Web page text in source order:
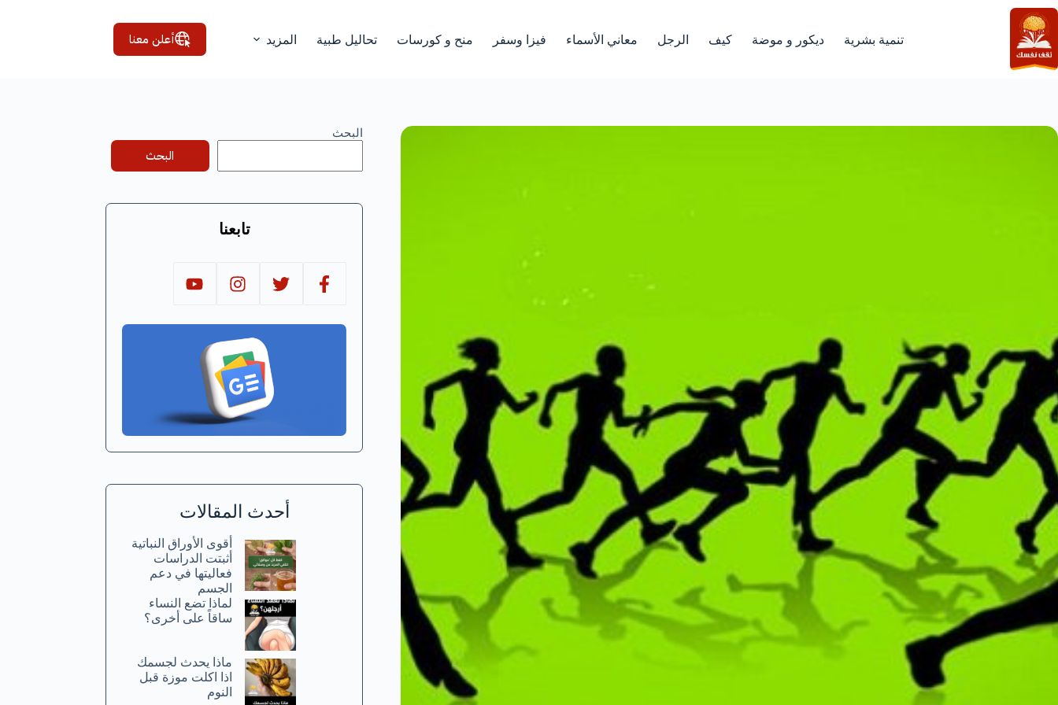
التجاوز
إلى
المحتوى
تنمية بشرية ديكور و موضة كيف الرجل معاني الأسماء فيزا وسفر منح و كورسات تحاليل طبية المزيد أعلن معنا
البحث
البحث
تابعنا
أحدث المقالات
أقوى الأوراق النباتية
أثبتت الدراسات
فعاليتها في دعم
الجسم
لماذا تضع النساء
ساقاً على أخرى؟
ماذا يحدث لجسمك
اذا اكلت موزة قبل
النوم